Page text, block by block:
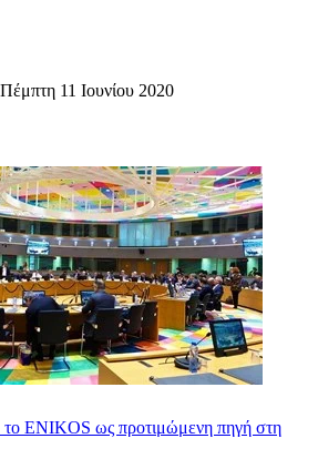
11 Ιουνίου 2020
ENIKOS ως προτιμώμενη πηγή στη